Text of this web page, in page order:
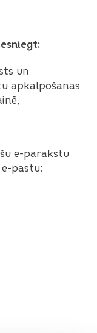
un
apkalpošanas
e-parakstu
pastu: